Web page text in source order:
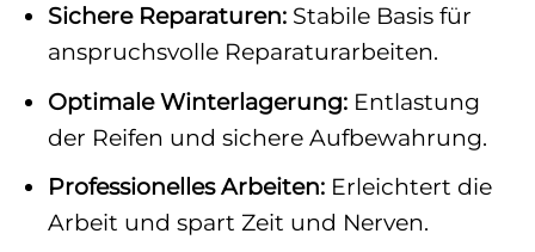
Sichere Reparaturen:Stabile Basis für
anspruchsvolle Reparaturarbeiten.
Optimale Winterlagerung:Entlastung
der Reifen und sichere Aufbewahrung.
Professionelles Arbeiten:Erleichtert die
Arbeit und spart Zeit und Nerven.